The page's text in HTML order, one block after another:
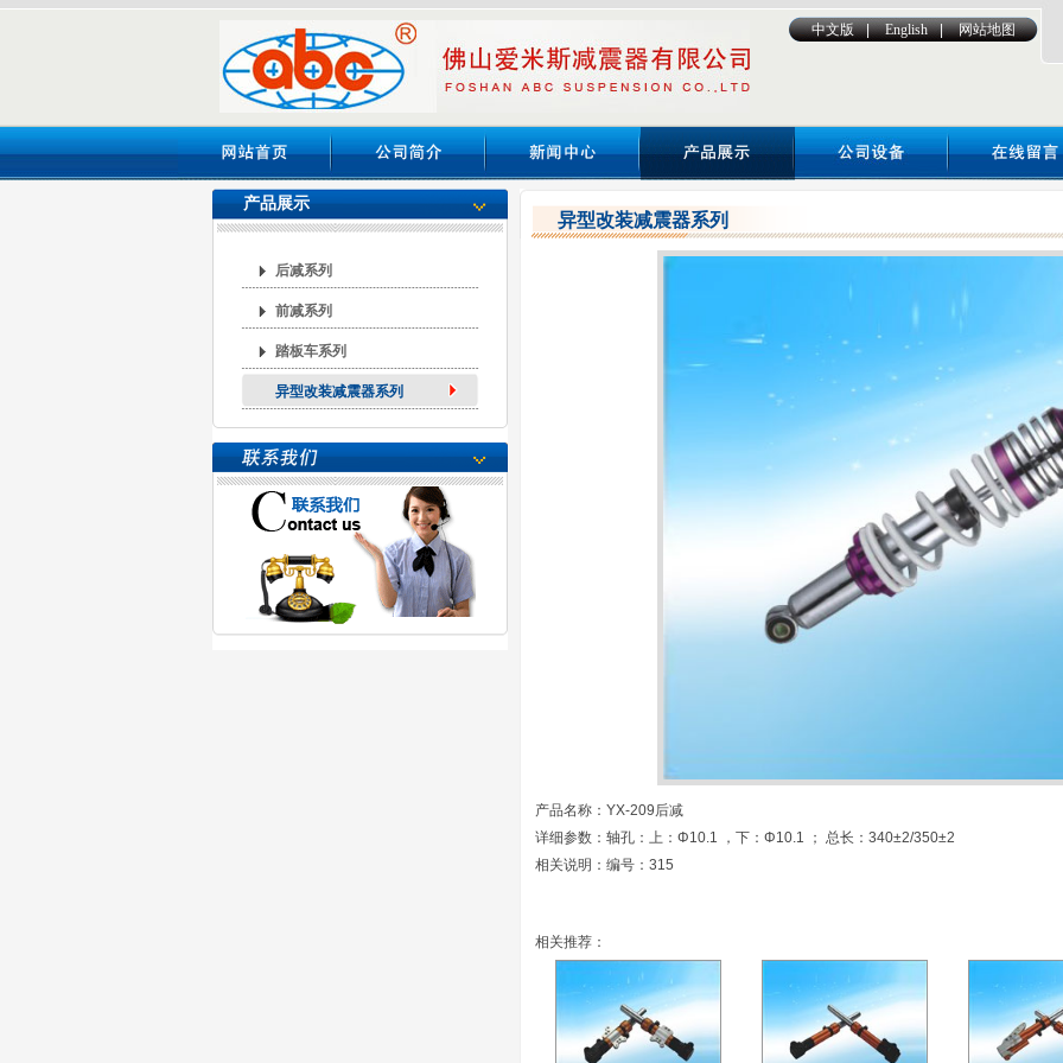
中文版 | English | 网站地图
产品展示
后减系列
前减系列
踏板车系列
异型改装减震器系列
异型改装减震器系列
产品名称：YX-209后减
详细参数：轴孔：上：Φ10.1 ，下：Φ10.1 ； 总长：340±2/350±2
相关说明：编号：315
相关推荐：